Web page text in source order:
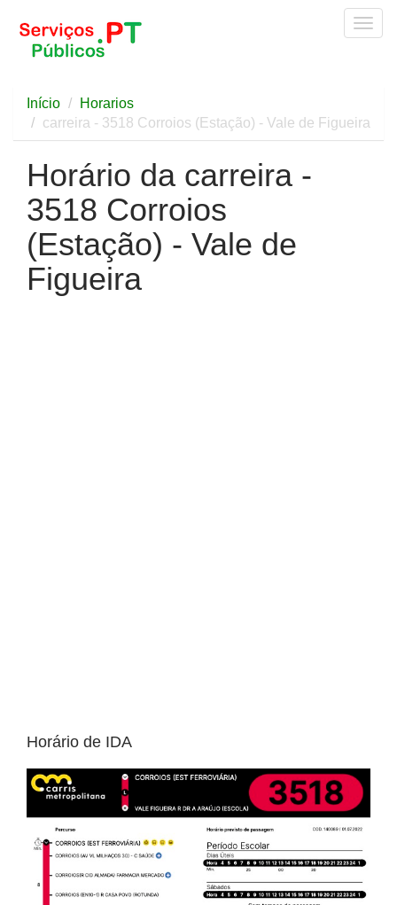
Início
Horarios
carreira - 3518 Corroios (Estação) - Vale de Figueira
Horário da carreira -
3518 Corroios
(Estação) - Vale de
Figueira
Horário de IDA